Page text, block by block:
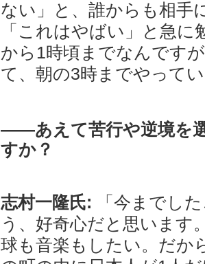
ない」と、誰からも相手
「これはやばい」と急
から1時頃までなんです
て、朝の3時までやって
――あえて苦行や逆境を
すか？
志村一隆氏: 「今までし
う、好奇心だと思います
球も音楽もしたい。だか